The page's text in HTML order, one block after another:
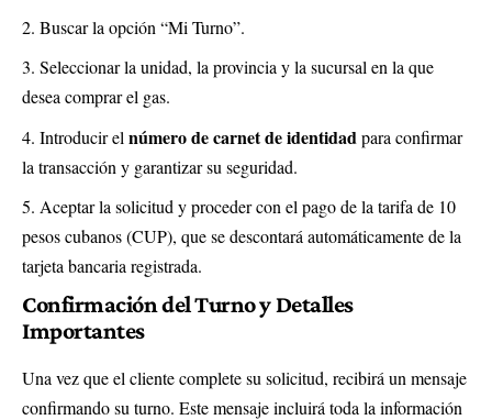
Buscar la opción “Mi Turno”.
Seleccionar la unidad, la provincia y la sucursal en la que
desea comprar el gas.
Introducir el número de carnet de identidad para confirmar
la transacción y garantizar su seguridad.
Aceptar la solicitud y proceder con el pago de la tarifa de 10
pesos cubanos (CUP), que se descontará automáticamente de la
tarjeta bancaria registrada.
Confirmación del Turno y Detalles
Importantes
Una vez que el cliente complete su solicitud, recibirá un mensaje
confirmando su turno. Este mensaje incluirá toda la información